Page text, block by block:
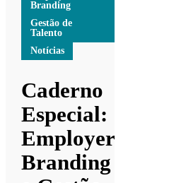
Branding
Gestão de
Talento
Notícias
Caderno
Especial:
Employer
Branding